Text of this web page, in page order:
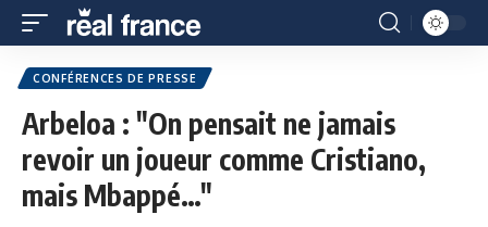
CONFÉRENCES DE PRESSE
Arbeloa : "On pensait ne jamais
revoir un joueur comme Cristiano,
mais Mbappé…"